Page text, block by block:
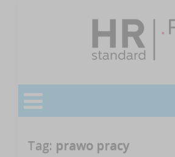
Tag: prawo pracy